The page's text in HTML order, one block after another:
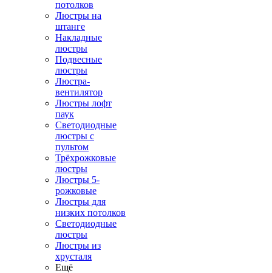
потолков
Люстры на
штанге
Накладные
люстры
Подвесные
люстры
Люстра-
вентилятор
Люстры лофт
паук
Светодиодные
люстры с
пультом
Трёхрожковые
люстры
Люстры 5-
рожковые
Люстры для
низких потолков
Cветодиодные
люстры
Люстры из
хрусталя
Ещё